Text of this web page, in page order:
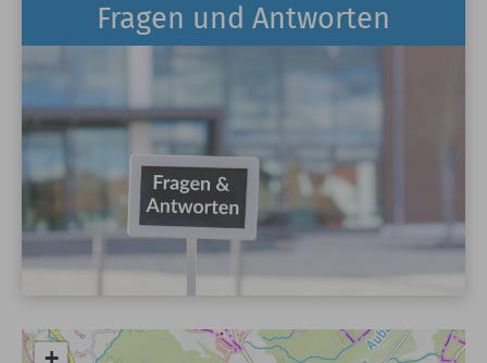
Fragen und Antworten